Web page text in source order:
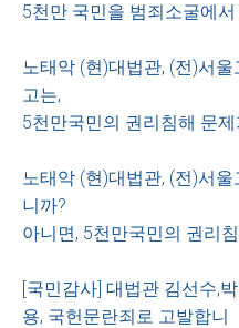
5천만 국민을 범죄소굴에
노태악 (현)대법관, (전)서
고는,
5천만국민의 권리침해 문
노태악 (현)대법관, (전)서
니까?
아니면, 5천만국민의 권리
[국민감사] 대법관 김선수,
용, 국헌문란죄로 고발합니